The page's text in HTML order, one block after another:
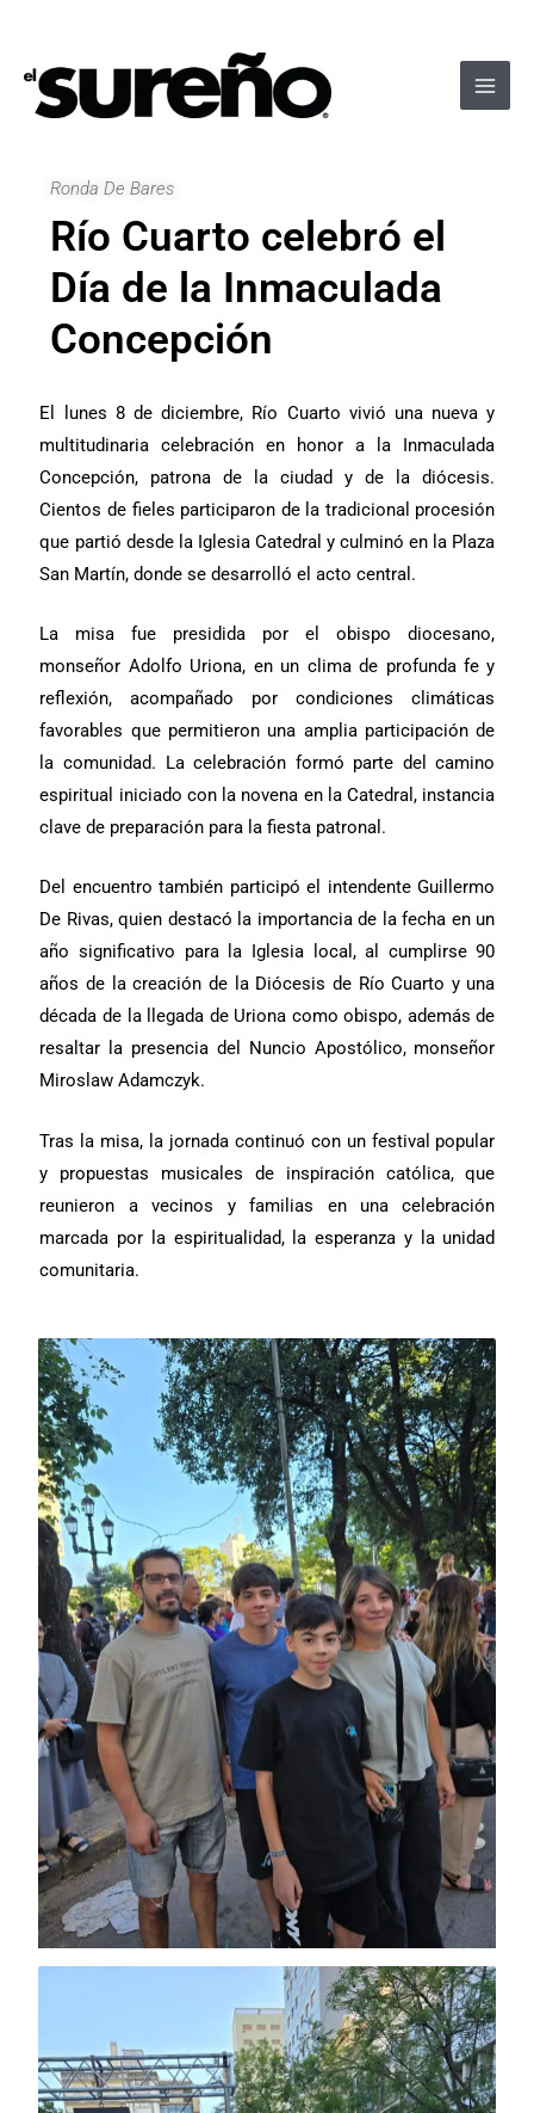
contenido
Ronda De Bares
Río Cuarto celebró el
Día de la Inmaculada
Concepción
El lunes 8 de diciembre, Río Cuarto vivió una nueva y
multitudinaria celebración en honor a la Inmaculada
Concepción, patrona de la ciudad y de la diócesis.
Cientos de fieles participaron de la tradicional procesión
que partió desde la Iglesia Catedral y culminó en la Plaza
San Martín, donde se desarrolló el acto central.
La misa fue presidida por el obispo diocesano,
monseñor Adolfo Uriona, en un clima de profunda fe y
reflexión, acompañado por condiciones climáticas
favorables que permitieron una amplia participación de
la comunidad. La celebración formó parte del camino
espiritual iniciado con la novena en la Catedral, instancia
clave de preparación para la fiesta patronal.
Del encuentro también participó el intendente Guillermo
De Rivas, quien destacó la importancia de la fecha en un
año significativo para la Iglesia local, al cumplirse 90
años de la creación de la Diócesis de Río Cuarto y una
década de la llegada de Uriona como obispo, además de
resaltar la presencia del Nuncio Apostólico, monseñor
Miroslaw Adamczyk.
Tras la misa, la jornada continuó con un festival popular
y propuestas musicales de inspiración católica, que
reunieron a vecinos y familias en una celebración
marcada por la espiritualidad, la esperanza y la unidad
comunitaria.
entradas